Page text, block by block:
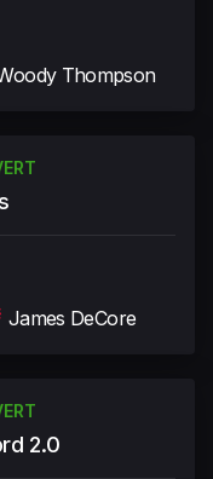
Thompson
James DeCore
2.0